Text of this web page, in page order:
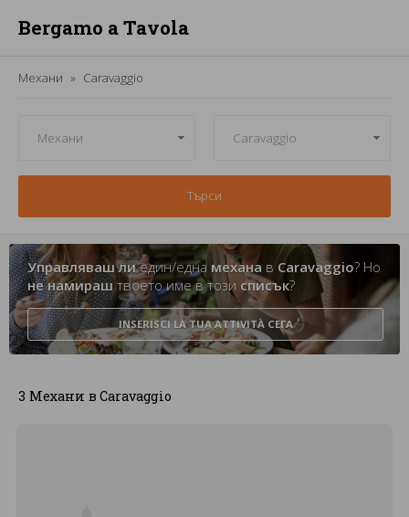
Bergamo a Tavola
Механи Caravaggio
Търси
Управляваш лиедин/една механа в Caravaggio? Но
не намираштвоето име в този списък?
INSERISCI LA TUA ATTIVITÀСЕГА
3 Механи в Caravaggio